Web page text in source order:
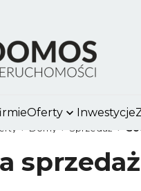
Oferty Inwestycje
Domy Sprzedaż
sprzedaż